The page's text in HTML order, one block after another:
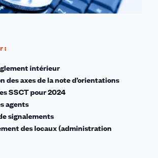
:
intérieur
des axes de la note d’orientations
SSCT pour 2024
agents
signalements
des locaux (administration